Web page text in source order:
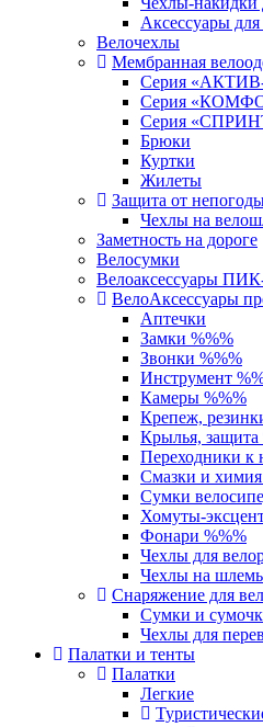
Аксессуары
Велочехлы
Мембранная
Серия
Серия
Серия
Брюки
Куртки
Жилеты
Защита от
Чехлы на
Заметность на дороге
Велосумки
Велоаксессуары
ВелоАксессуары
Аптечки
Замки %%%
Звонки %%%
Инструмент
Камеры %%%
Крепеж,
Крылья, защита
Переходники к
Смазки и
Сумки
Хомуты-
Фонари %%%
Чехлы для
Чехлы на
Снаряжение для
Сумки и
Чехлы для
Палатки и тенты
Палатки
Легкие